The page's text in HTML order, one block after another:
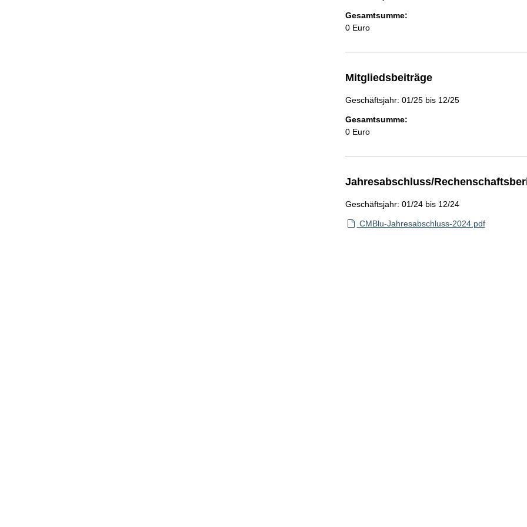
Gesamtsumme:
0 Euro
Mitgliedsbeiträge
Geschäftsjahr: 01/25 bis 12/25
Gesamtsumme:
0 Euro
Jahresabschluss/
Geschäftsjahr: 01/24 bis 12/24
CMBlu-Jahresabschluss-2024.pdf